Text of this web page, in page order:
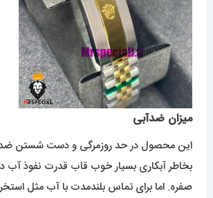
میزان ضدآبی
این محصول در حد روزمرگی و دست شستن ضد
بخاطر آبکاری بسیار خوب قاب قدرت نفوذ آب
صفره. اما برای تماس بلندمدت با آب مثل